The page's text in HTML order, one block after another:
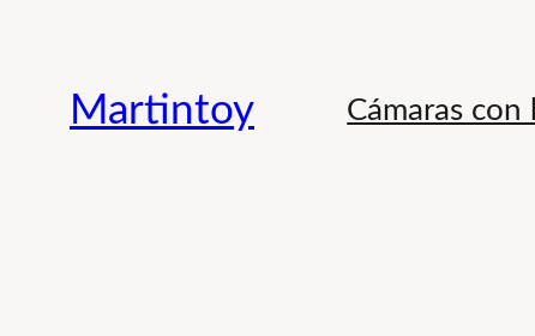
contenido
Martintoy Cámaras con